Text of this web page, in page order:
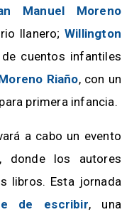
Manuel Moreno
llanero; Willington
cuentos infantiles
Riaño, con un
primera infancia.
a cabo un evento
, donde los autores
libros. Esta jornada
de escribir, una